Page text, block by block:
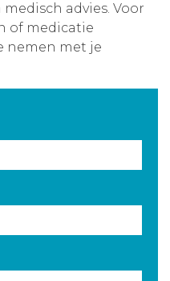
advies. Voor
of medicatie
nemen met je